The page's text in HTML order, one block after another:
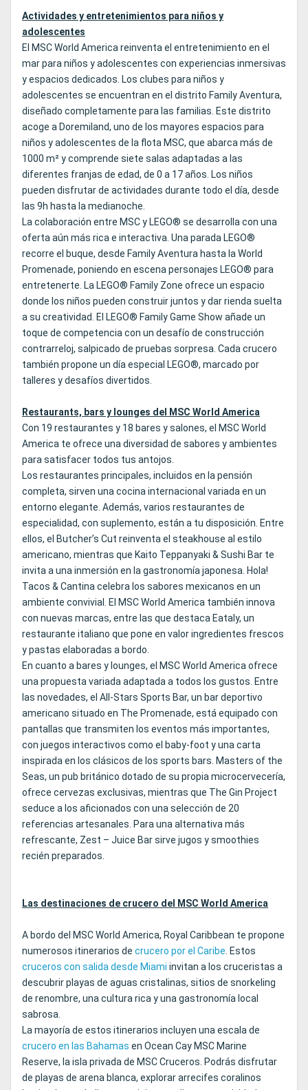
Actividades y entretenimientos para niños y
adolescentes
El MSC World America reinventa el entretenimiento en el
mar para niños y adolescentes con experiencias inmersivas
y espacios dedicados. Los clubes para niños y
adolescentes se encuentran en el distrito Family Aventura,
diseñado completamente para las familias. Este distrito
acoge a Doremiland, uno de los mayores espacios para
niños y adolescentes de la flota MSC, que abarca más de
1000 m² y comprende siete salas adaptadas a las
diferentes franjas de edad, de 0 a 17 años. Los niños
pueden disfrutar de actividades durante todo el día, desde
las 9h hasta la medianoche.
La colaboración entre MSC y LEGO® se desarrolla con una
oferta aún más rica e interactiva. Una parada LEGO®
recorre el buque, desde Family Aventura hasta la World
Promenade, poniendo en escena personajes LEGO® para
entretenerte. La LEGO® Family Zone ofrece un espacio
donde los niños pueden construir juntos y dar rienda suelta
a su creatividad. El LEGO® Family Game Show añade un
toque de competencia con un desafío de construcción
contrarreloj, salpicado de pruebas sorpresa. Cada crucero
también propone un día especial LEGO®, marcado por
talleres y desafíos divertidos.
Restaurants, bars y lounges del MSC World America
Con 19 restaurantes y 18 bares y salones, el MSC World
America te ofrece una diversidad de sabores y ambientes
para satisfacer todos tus antojos.
Los restaurantes principales, incluidos en la pensión
completa, sirven una cocina internacional variada en un
entorno elegante. Además, varios restaurantes de
especialidad, con suplemento, están a tu disposición. Entre
ellos, el Butcher’s Cut reinventa el steakhouse al estilo
americano, mientras que Kaito Teppanyaki & Sushi Bar te
invita a una inmersión en la gastronomía japonesa. Hola!
Tacos & Cantina celebra los sabores mexicanos en un
ambiente convivial. El MSC World America también innova
con nuevas marcas, entre las que destaca Eataly, un
restaurante italiano que pone en valor ingredientes frescos
y pastas elaboradas a bordo.
En cuanto a bares y lounges, el MSC World America ofrece
una propuesta variada adaptada a todos los gustos. Entre
las novedades, el All-Stars Sports Bar, un bar deportivo
americano situado en The Promenade, está equipado con
pantallas que transmiten los eventos más importantes,
con juegos interactivos como el baby-foot y una carta
inspirada en los clásicos de los sports bars. Masters of the
Seas, un pub británico dotado de su propia microcervecería,
ofrece cervezas exclusivas, mientras que The Gin Project
seduce a los aficionados con una selección de 20
referencias artesanales. Para una alternativa más
refrescante, Zest – Juice Bar sirve jugos y smoothies
recién preparados.
Las destinaciones de crucero del MSC World America
A bordo del MSC World America, Royal Caribbean te propone
numerosos itinerarios de crucero por el Caribe. Estos
cruceros con salida desde Miami invitan a los cruceristas a
descubrir playas de aguas cristalinas, sitios de snorkeling
de renombre, una cultura rica y una gastronomía local
sabrosa.
La mayoría de estos itinerarios incluyen una escala de
crucero en las Bahamas en Ocean Cay MSC Marine
Reserve, la isla privada de MSC Cruceros. Podrás disfrutar
de playas de arena blanca, explorar arrecifes coralinos